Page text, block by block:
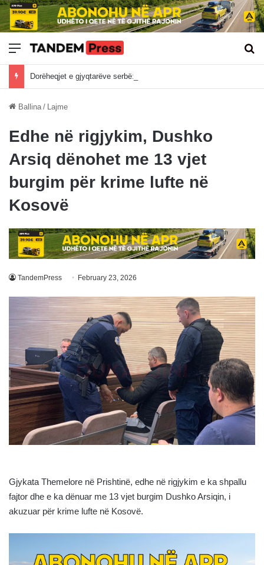
Meny
Ballina / Lajme
Edhe në rigjykim, Dushko
Arsiq dënohet me 13 vjet
burgim për krime lufte në
Kosovë
TandemPress February 23, 2026
Gjykata Themelore në Prishtinë, edhe në rigjykim e ka shpallu
fajtor dhe e ka dënuar me 13 vjet burgim Dushko Arsiqin, i
akuzuar për krime lufte në Kosovë.